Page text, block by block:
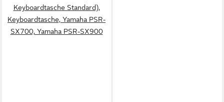
Keyboardtasche Standard),
Keyboardtasche, Yamaha PSR-
SX700, Yamaha PSR-SX900